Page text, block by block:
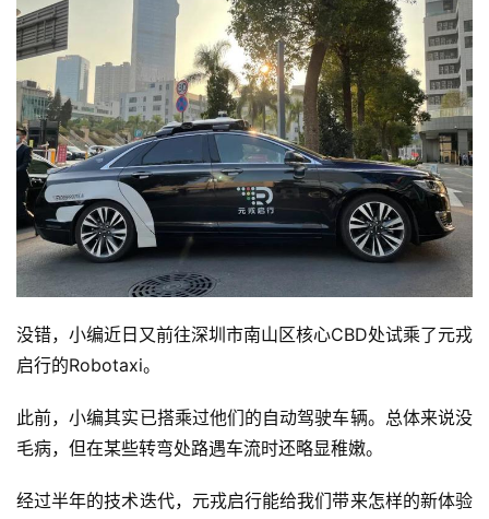
没错，小编近日又前往深圳市南山区核心CBD处试乘了元戎
启行的Robotaxi。
此前，小编其实已搭乘过他们的自动驾驶车辆。总体来说没
毛病，但在某些转弯处路遇车流时还略显稚嫩。
经过半年的技术迭代，元戎启行能给我们带来怎样的新体验